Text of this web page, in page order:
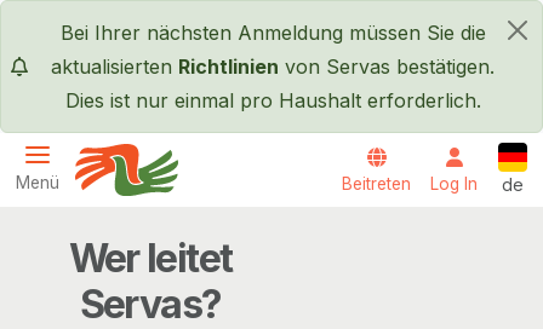
×
Bei Ihrer nächsten Anmeldung müssen Sie die
aktualisierten Richtlinien von Servas bestätigen.
Dies ist nur einmal pro Haushalt erforderlich.
Menü Beitreten Log In de
Wer leitet
Servas?